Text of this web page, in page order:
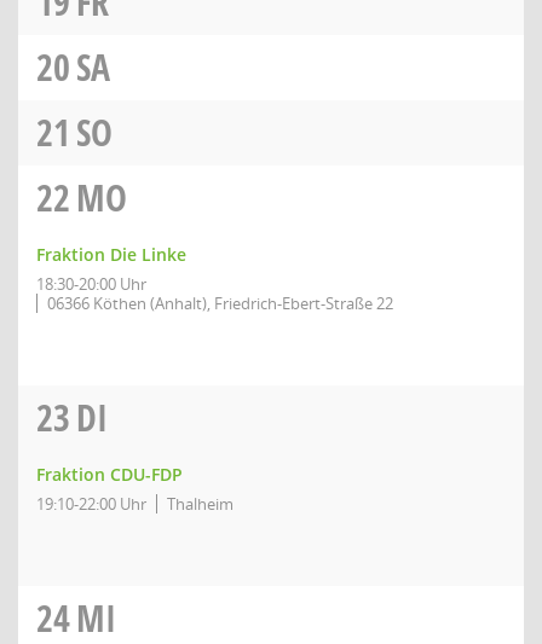
20SA
21 SO
22MO
Fraktion Die Linke
18:30-20:00 Uhr
06366 Köthen (Anhalt), Friedrich-Ebert-Straße 22
23DI
Fraktion CDU-FDP
19:10-22:00 Uhr Thalheim
24MI